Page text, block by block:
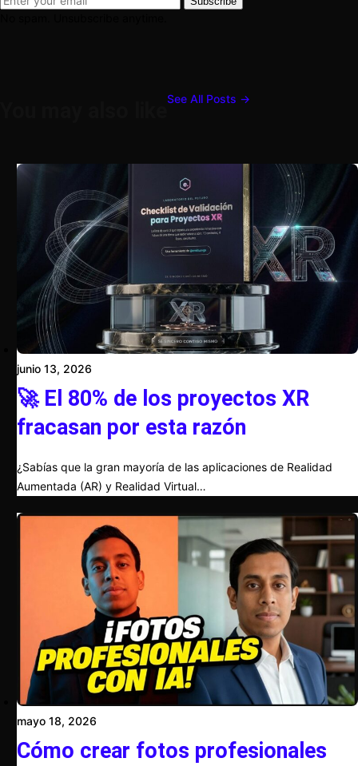
See All Posts →
junio 13, 2026
🚀 El 80% de los proyectos XR
fracasan por esta razón
¿Sabías que la gran mayoría de las aplicaciones de Realidad
Aumentada (AR) y Realidad Virtual…
mayo 18, 2026
Cómo crear fotos profesionales